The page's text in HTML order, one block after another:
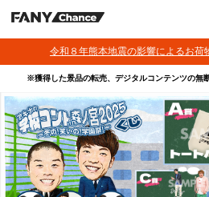
令和８年熊本地震の影響によるお荷
※獲得した景品の転売、デジタルコンテンツの無
・本サービスで獲得された景品をオークション等へ出
為は禁止しております。
・本サービスで獲得された動画･画像･ボイス等のデジ
しております。無断でのSNS等での公開、譲渡、その
ます。
・当選権利は当選者ご本人のみ有効となります。当選
その他営利目的での転売は禁止しております。